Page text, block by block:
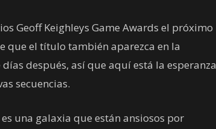
Geoff Keighleys Game Awards el próximo
que el título también aparezca en la
después, así que aquí está la esperanza
secuencias.
es una galaxia que están ansiosos por